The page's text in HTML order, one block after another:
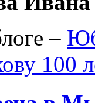
–
100